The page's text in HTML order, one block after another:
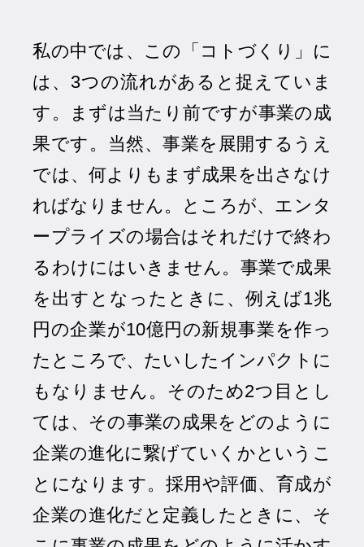
私の中では、この「コトづくり」に
は、3つの流れがあると捉えていま
す。まずは当たり前ですが事業の成
果です。当然、事業を展開するうえ
では、何よりもまず成果を出さなけ
ればなりません。ところが、エンタ
ープライズの場合はそれだけで終わ
るわけにはいきません。事業で成果
を出すとなったときに、例えば1兆
円の企業が10億円の新規事業を作っ
たところで、たいしたインパクトに
もなりません。そのため2つ目とし
ては、その事業の成果をどのように
企業の進化に繋げていくかというこ
とになります。採用や評価、育成が
企業の進化だと定義したときに、そ